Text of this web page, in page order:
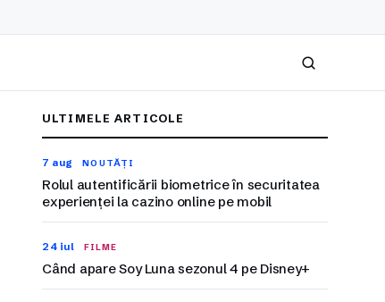
Caută
ULTIMELE ARTICOLE
7 aug NOUTĂȚI
Rolul autentificării biometrice în securitatea
experienței la cazino online pe mobil
24 iul FILME
Când apare Soy Luna sezonul 4 pe Disney+